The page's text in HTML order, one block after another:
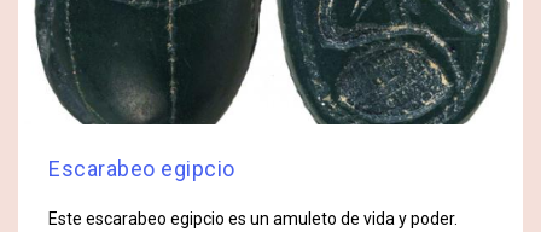
Escarabeo egipcio
Este escarabeo egipcio es un amuleto de vida y poder.